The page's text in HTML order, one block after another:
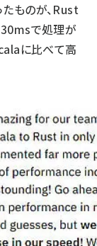
ものが、Rust
30msで処理が
に比べて高